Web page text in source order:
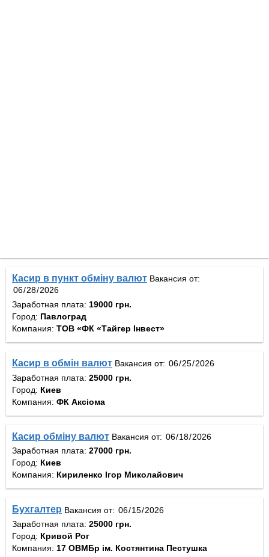
Касир в пункт обміну валют Вакансия от:
Заработная плата: 19000 грн.
Город: Павлоград
Компания: ТОВ «ФК «Тайгер Інвест»
Касир в обмін валют Вакансия от:
Заработная плата: 25000 грн.
Город: Киев
Компания: ФК Аксіома
Касир обміну валют Вакансия от:
Заработная плата: 27000 грн.
Город: Киев
Компания: Кириленко Ігор Миколайович
Бухгалтер Вакансия от:
Заработная плата: 25000 грн.
Город: Кривой Рог
Компания: 17 ОВМБр ім. Костянтина Пестушка